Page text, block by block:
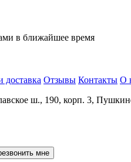
в ближайшее время
доставка Отзывы Контакты О
ш., 190, корп. 3,